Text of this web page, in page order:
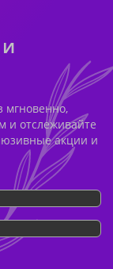
мгновенно,
и отслеживайте
акции и